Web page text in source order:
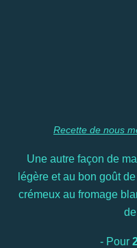
Recette de nous
Une autre façon de
légère et au bon goût
crémeux au fromage
- Pour